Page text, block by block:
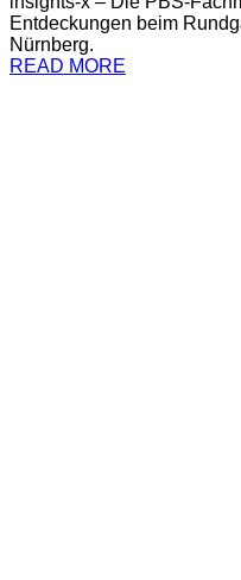
Entdeckungen beim
Nürnberg.
READ MORE